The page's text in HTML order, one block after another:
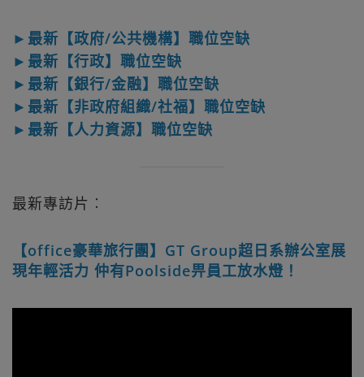
►最新【政府/公共機構】職位空缺
►最新【行政】職位空缺
►最新【銀行/金融】職位空缺
►最新【非政府組織/社福】職位空缺
►最新【人力資源】職位空缺
最新專訪片︰
【office豪華旅行團】GT Group超日系辦公室展
現年輕活力 仲有Poolside畀員工放水燈！